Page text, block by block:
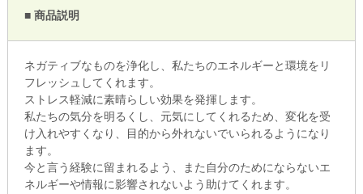
■ 商品説明
ネガティブなものを浄化し、私たちのエネルギーと環境をリ
フレッシュしてくれます。
ストレス軽減に素晴らしい効果を発揮します。
私たちの気分を明るくし、元気にしてくれるため、変化を受
け入れやすくなり、目的から外れないでいられるようになり
ます。
今と言う経験に留まれるよう、また自分のためにならないエ
ネルギーや情報に影響されないよう助けてくれます。